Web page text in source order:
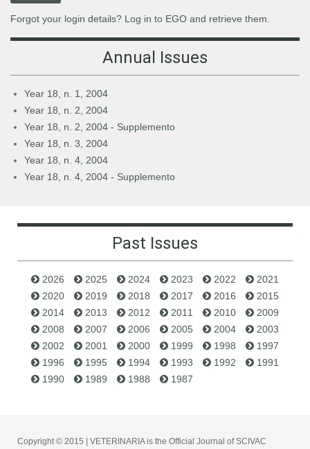
Forgot your login details? Log in to EGO and retrieve them.
Annual Issues
Year 18, n. 1, 2004
Year 18, n. 2, 2004
Year 18, n. 2, 2004 - Supplemento
Year 18, n. 3, 2004
Year 18, n. 4, 2004
Year 18, n. 4, 2004 - Supplemento
Past Issues
2026 2025 2024 2023 2022
2021
2020
2019 2018 2017 2016
2015
2014
2013 2012 2011 2010
2009
2008
2007 2006 2005 2004
2003
2002
2001 2000 1999 1998
1997
1996
1995 1994 1993 1992
1991
1990
1989 1988 1987
Copyright © 2015 | VETERINARIA is the Official Journal of SCIVAC